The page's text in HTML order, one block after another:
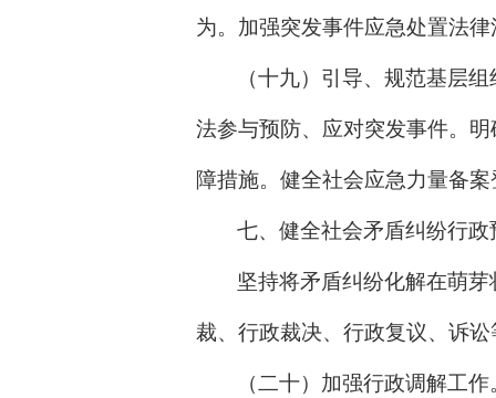
为。加强突发事件应急处置法
（十九）引导、规范基层
法参与预防、应对突发事件。
障措施。健全社会应急力量备
七、健全社会矛盾纠纷行
坚持将矛盾纠纷化解在萌
裁、行政裁决、行政复议、诉
（二十）加强行政调解工